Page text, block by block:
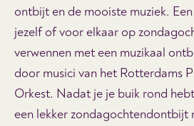
ontbijt en de mooiste muziek.
jezelf of voor elkaar op
verwennen met een muzikaal
door musici van het Rotterdams
Orkest. Nadat je je buik rond
een lekker zondagochtendontbijt